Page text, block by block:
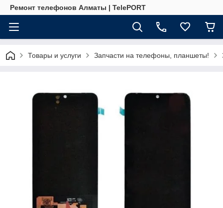
Ремонт телефонов Алматы | TelePORT
Товары и услуги Запчасти на телефоны, планшеты!